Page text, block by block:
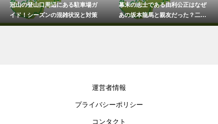
冠山の登山口周辺にある駐車場ガ
イド！シーズンの混雑状況と対策
幕末の志士である由利公正はなぜ
あの坂本龍馬と親友だった？二人
の歴史
運営者情報
プライバシーポリシー
コンタクト